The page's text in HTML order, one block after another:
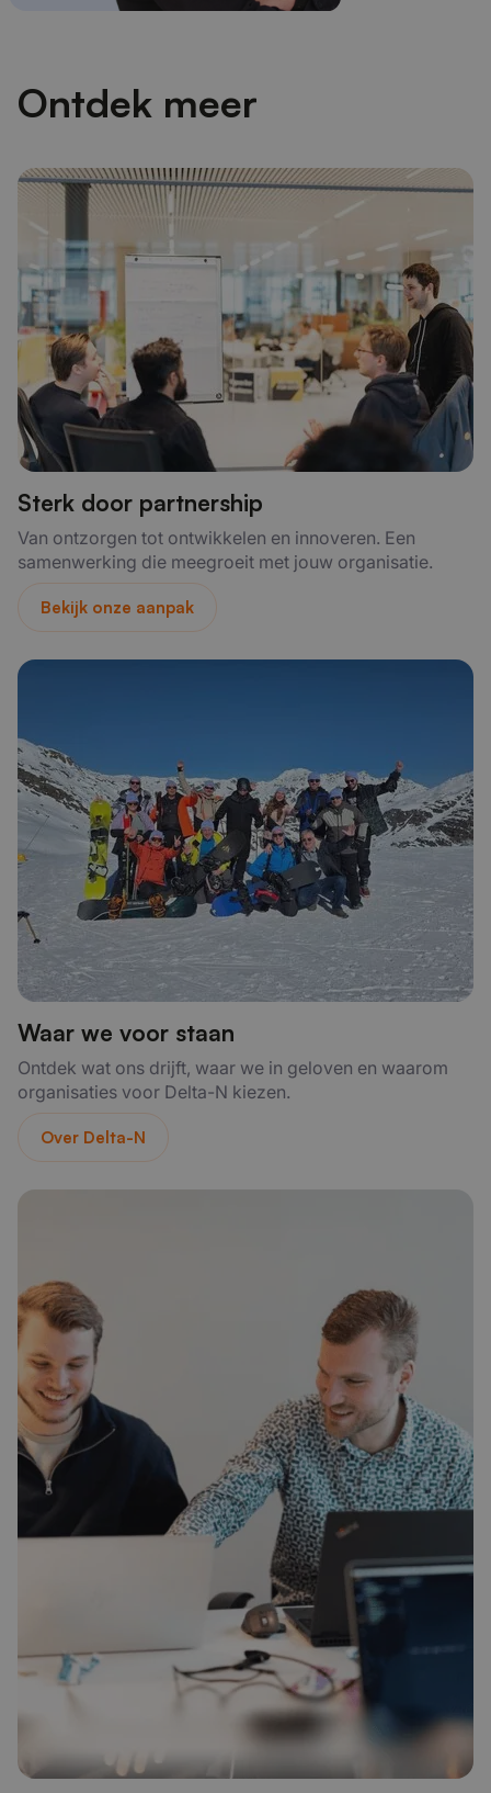
Ontdek meer
Sterk door partnership
Van ontzorgen tot ontwikkelen en innoveren. Een
samenwerking die meegroeit met jouw organisatie.
Bekijk onze aanpak
Waar we voor staan
Ontdek wat ons drijft, waar we in geloven en waarom
organisaties voor Delta-N kiezen.
Over Delta-N